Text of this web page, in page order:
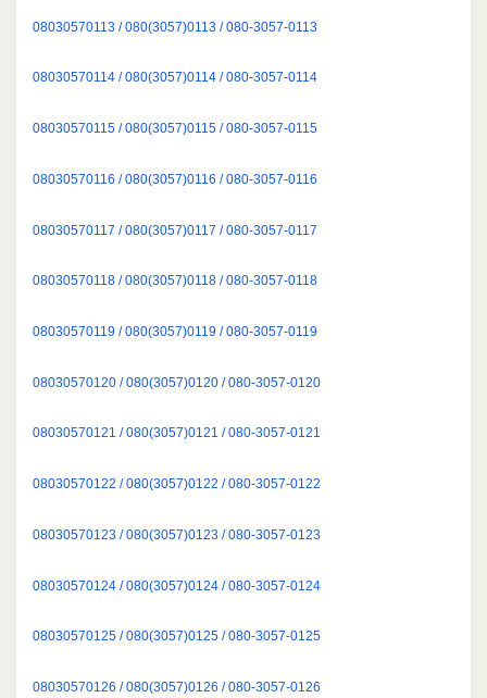
08030570113 / 080(3057)0113 / 080-3057-0113
08030570114 / 080(3057)0114 / 080-3057-0114
08030570115 / 080(3057)0115 / 080-3057-0115
08030570116 / 080(3057)0116 / 080-3057-0116
08030570117 / 080(3057)0117 / 080-3057-0117
08030570118 / 080(3057)0118 / 080-3057-0118
08030570119 / 080(3057)0119 / 080-3057-0119
08030570120 / 080(3057)0120 / 080-3057-0120
08030570121 / 080(3057)0121 / 080-3057-0121
08030570122 / 080(3057)0122 / 080-3057-0122
08030570123 / 080(3057)0123 / 080-3057-0123
08030570124 / 080(3057)0124 / 080-3057-0124
08030570125 / 080(3057)0125 / 080-3057-0125
08030570126 / 080(3057)0126 / 080-3057-0126